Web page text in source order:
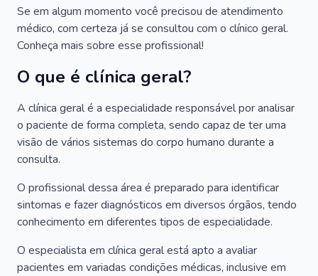
Se em algum momento você precisou de atendimento
médico, com certeza já se consultou com o clínico geral.
Conheça mais sobre esse profissional!
O que é clínica geral?
A clínica geral é a especialidade responsável por analisar
o paciente de forma completa, sendo capaz de ter uma
visão de vários sistemas do corpo humano durante a
consulta.
O profissional dessa área é preparado para identificar
sintomas e fazer diagnósticos em diversos órgãos, tendo
conhecimento em diferentes tipos de especialidade.
O especialista em clínica geral está apto a avaliar
pacientes em variadas condições médicas, inclusive em